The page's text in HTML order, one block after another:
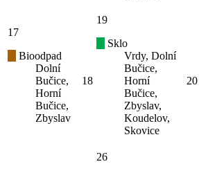
17
Bioodpad
Dolní
Bučice,
Horní
Bučice,
Zbyslav
18
19
Sklo
Vrdy, Dolní
Bučice,
Horní
Bučice,
Zbyslav,
Koudelov,
Skovice
20
26